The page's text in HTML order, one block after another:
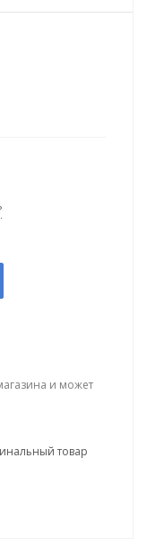
и может
товар